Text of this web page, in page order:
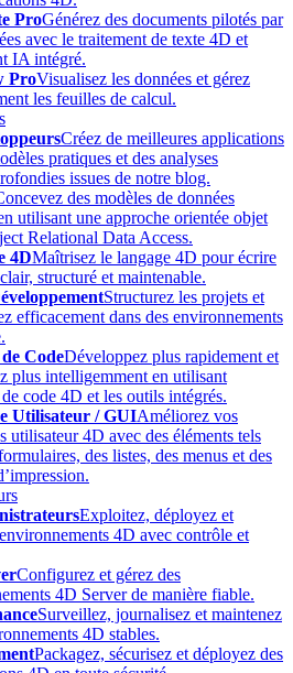
ProGénérez des documents pilotés par
avec le traitement de texte 4D et
IA intégré.
ProVisualisez les données et gérez
les feuilles de calcul.
Créez de meilleures applications
pratiques et des analyses
issues de notre blog.
des modèles de données
utilisant une approche orientée objet
Relational Data Access.
4DMaîtrisez le langage 4D pour écrire
structuré et maintenable.
Structurez les projets et
efficacement dans des environnements
CodeDéveloppez plus rapidement et
plus intelligemment en utilisant
code 4D et les outils intégrés.
Utilisateur / GUIAméliorez vos
utilisateur 4D avec des éléments tels
des listes, des menus et des
Exploitez, déployez et
4D avec contrôle et
Configurez et gérez des
4D Server de manière fiable.
Surveillez, journalisez et maintenez
4D stables.
Packagez, sécurisez et déployez des